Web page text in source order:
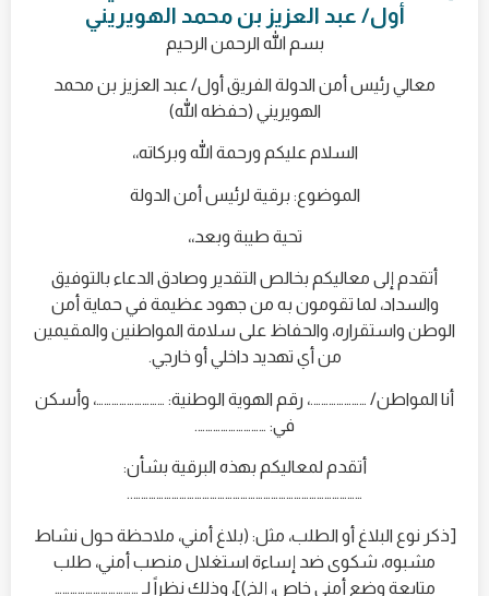
أول/ عبد العزيز بن محمد الهويريني
بسم الله الرحمن الرحيم
معالي رئيس أمن الدولة الفريق أول/ عبد العزيز بن محمد
الهويريني (حفظه الله)
السلام عليكم ورحمة الله وبركاته،،
الموضوع: برقية لرئيس أمن الدولة
تحية طيبة وبعد،،
أتقدم إلى معاليكم بخالص التقدير وصادق الدعاء بالتوفيق
والسداد، لما تقومون به من جهود عظيمة في حماية أمن
الوطن واستقراره، والحفاظ على سلامة المواطنين والمقيمين
من أي تهديد داخلي أو خارجي.
أنا المواطن/ ………………….، رقم الهوية الوطنية: ………………………، وأسكن
في: ……………………….
أتقدم لمعاليكم بهذه البرقية بشأن:
………………………………………………………………………………..
[ذكر نوع البلاغ أو الطلب، مثل: (بلاغ أمني، ملاحظة حول نشاط
مشبوه، شكوى ضد إساءة استغلال منصب أمني، طلب
متابعة وضع أمني خاص، إلخ)]، وذلك نظراً لـ ……………………………